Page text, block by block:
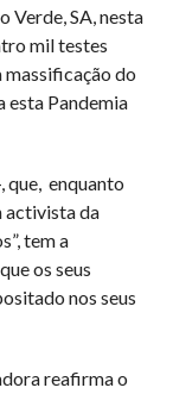
Verde, SA, nesta
mil testes
massificação do
esta Pandemia
que, enquanto
activista da
tem a
os seus
nos seus
reafirma o